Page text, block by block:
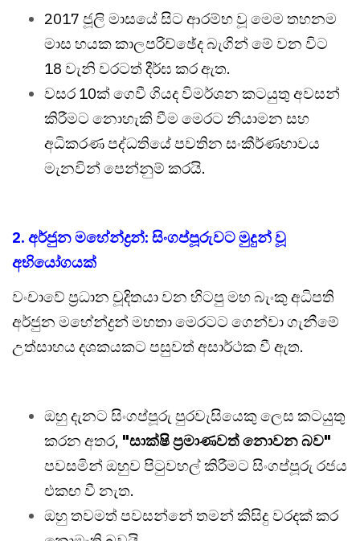
2017 ජූලි මාසයේ සිට ආරම්භ වූ මෙම තහනම
මාස හයක කාලපරිච්ඡේද බැගින් මේ වන විට
18 වැනි වරටත් දීර්ඝ කර ඇත.
වසර 10ක් ගෙවී ගියද විමර්ශන කටයුතු අවසන්
කිරීමට නොහැකි වීම මෙරට නියාමන සහ
අධිකරණ පද්ධතියේ පවතින සංකීර්ණභාවය
මැනවින් පෙන්නුම් කරයි.
2. අර්ජුන මහේන්ද්‍රන්: සිංගප්පූරුවට මුදුන් වූ
අභියෝගයක්
වංචාවේ ප්‍රධාන චූදිතයා වන හිටපු මහ බැංකු අධිපති
අර්ජුන මහේන්ද්‍රන් මහතා මෙරටට ගෙන්වා ගැනීමේ
උත්සාහය දශකයකට පසුවත් අසාර්ථක වී ඇත.
ඔහු දැනට සිංගප්පූරු පුරවැසියෙකු ලෙස කටයුතු
කරන අතර, "සාක්ෂි ප්‍රමාණවත් නොවන බව"
පවසමින් ඔහුව පිටුවහල් කිරීමට සිංගප්පූරු රජය
එකඟ වී නැත.
ඔහු තවමත් පවසන්නේ තමන් කිසිදු වරදක් කර